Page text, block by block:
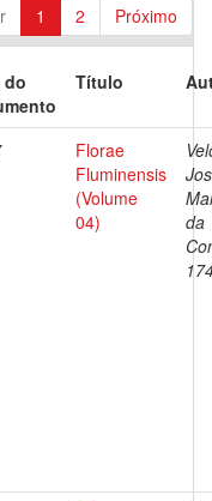
1 2 Próximo
do
Título
Florae
Fluminensis
(Volume
04)
da